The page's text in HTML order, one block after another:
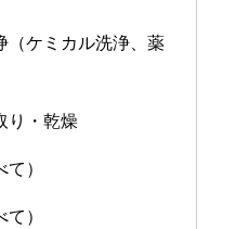
（ケミカル洗浄、薬
り・乾燥
）
）